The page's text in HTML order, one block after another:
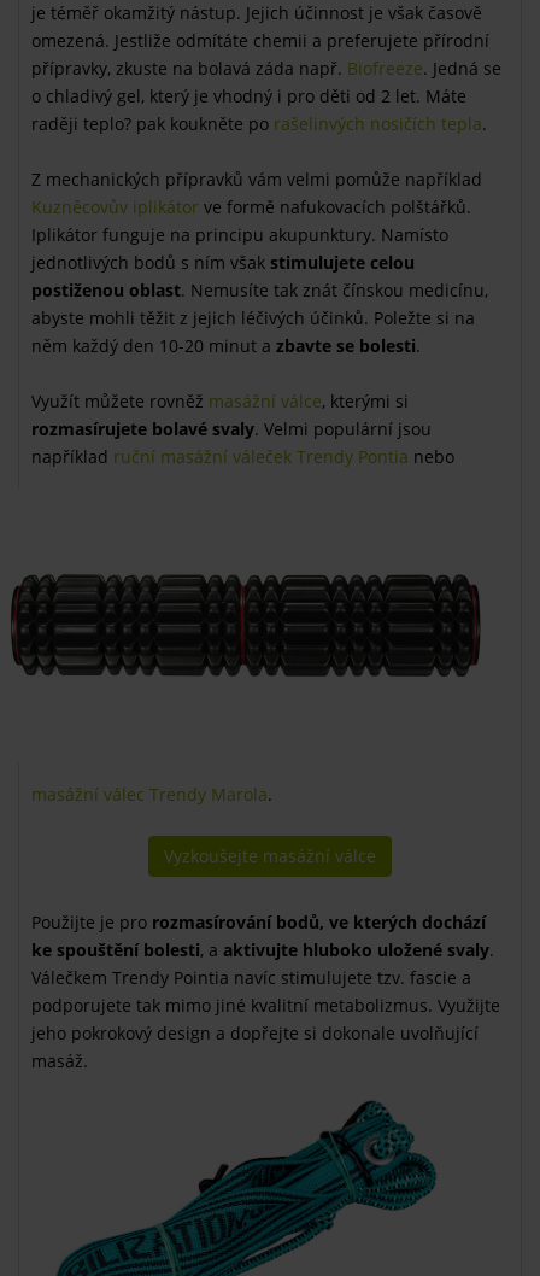
je téměř okamžitý nástup. Jejich účinnost je však časově
omezená. Jestliže odmítáte chemii a preferujete přírodní
přípravky, zkuste na bolavá záda např. Biofreeze. Jedná se
o chladivý gel, který je vhodný i pro děti od 2 let. Máte
raději teplo? pak koukněte po rašelinvých nosičích tepla.
Z mechanických přípravků vám velmi pomůže například
Kuzněcovův iplikátor ve formě nafukovacích polštářků.
Iplikátor funguje na principu akupunktury. Namísto
jednotlivých bodů s ním však stimulujete celou
postiženou oblast. Nemusíte tak znát čínskou medicínu,
abyste mohli těžit z jejich léčivých účinků. Poležte si na
něm každý den 10-20 minut a zbavte se bolesti.
Využít můžete rovněž masážní válce, kterými si
rozmasírujete bolavé svaly. Velmi populární jsou
například ruční masážní váleček Trendy Pontia nebo
masážní válec Trendy Marola.
Vyzkoušejte masážní válce
Použijte je pro rozmasírování bodů, ve kterých dochází
ke spouštění bolesti, a aktivujte hluboko uložené svaly.
Válečkem Trendy Pointia navíc stimulujete tzv. fascie a
podporujete tak mimo jiné kvalitní metabolizmus. Využijte
jeho pokrokový design a dopřejte si dokonale uvolňující
masáž.